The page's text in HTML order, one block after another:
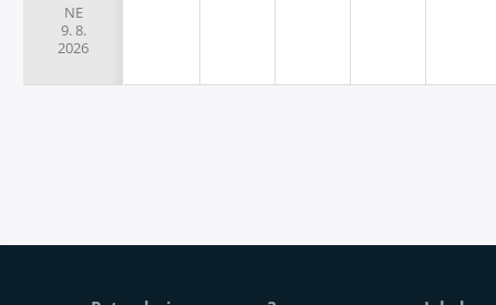
NE
9. 8.
2026